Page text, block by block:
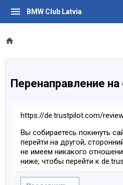
BMW Club Latvia
Перенаправление на
https://de.trustpilot.com/
Вы собираетесь покинуть
перейти на другой,
не имеем никакого
ниже, чтобы перейти к